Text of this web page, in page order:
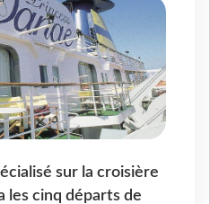
sur la croisière
les cinq départs de